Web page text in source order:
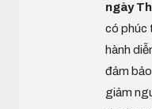
ngày
có phúc
hành
đảm
giảm